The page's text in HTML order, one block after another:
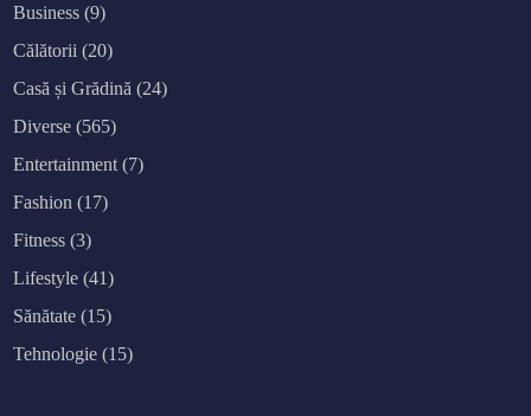
Business (9)
Călătorii (20)
Casă și Grădină (24)
Diverse (565)
Entertainment (7)
Fashion (17)
Fitness (3)
Lifestyle (41)
Sănătate (15)
Tehnologie (15)